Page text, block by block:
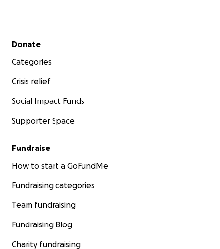
Secondary menu
Donate
Categories
Crisis relief
Social Impact Funds
Supporter Space
Fundraise
How to start a GoFundMe
Fundraising categories
Team fundraising
Fundraising Blog
Charity fundraising